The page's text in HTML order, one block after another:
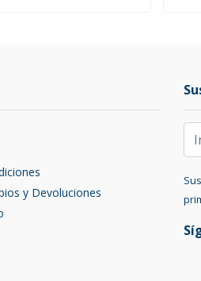
y Devoluciones